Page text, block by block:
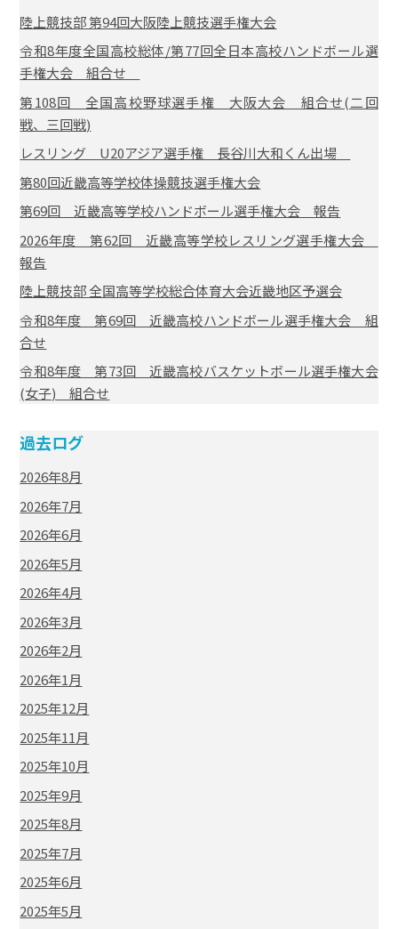
陸上競技部 第94回大阪陸上競技選手権大会
令和8年度全国高校総体/第77回全日本高校ハンドボール選
手権大会 組合せ
第108回 全国高校野球選手権 大阪大会 組合せ(二回
戦、三回戦)
レスリング U20アジア選手権 長谷川大和くん出場
第80回近畿高等学校体操競技選手権大会
第69回 近畿高等学校ハンドボール選手権大会 報告
2026年度 第62回 近畿高等学校レスリング選手権大会
報告
陸上競技部 全国高等学校総合体育大会近畿地区予選会
令和8年度 第69回 近畿高校ハンドボール選手権大会 組
合せ
令和8年度 第73回 近畿高校バスケットボール選手権大会
(女子) 組合せ
過去ログ
2026年8月
2026年7月
2026年6月
2026年5月
2026年4月
2026年3月
2026年2月
2026年1月
2025年12月
2025年11月
2025年10月
2025年9月
2025年8月
2025年7月
2025年6月
2025年5月